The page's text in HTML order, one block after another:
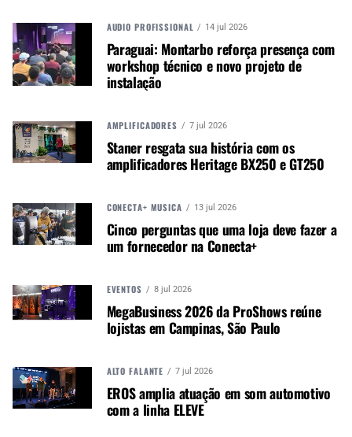
que “(a mesa) tem sido desenvolvida durante 30
anos”, quantidade de anos que a Behringer tem,
pois em 2019 comemorou suas três décadas na
indústria de áudio.
organizado talvez esteja refletindo também os
planos da empresa com a construção de uma
nova fábrica baseada nos conceitos de “Smart”
anunciada no começo do mês.
O fato é que a mesa de mixagem pessoal Wing –
como foi descrita pela empresa – virá com um
possibilidade de personalizar as cores dos painéis
exteriores dela.
AUDIO PROFISSIONAL 14 jul 2026
Paraguai: Montarbo reforça presença com
workshop técnico e novo projeto de
instalação
AMPLIFICADORES 7 jul 2026
Staner resgata sua história com os
amplificadores Heritage BX250 e GT250
CONECTA+ MÚSICA 13 jul 2026
Cinco perguntas que uma loja deve fazer a
um fornecedor na Conecta+
EVENTOS 8 jul 2026
MegaBusiness 2026 da ProShows reúne
lojistas em Campinas, São Paulo
ALTO FALANTE 7 jul 2026
EROS amplia atuação em som automotivo
com a linha ELEVE